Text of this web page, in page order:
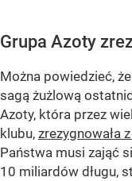
Grupa Azoty
Można powiedzieć,
sagą żużlową
Azoty, która przez
klubu, zrezygnowała
Państwa musi zająć
10 miliardów długu,